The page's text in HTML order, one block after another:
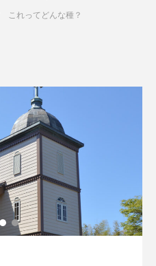
これってどんな種？